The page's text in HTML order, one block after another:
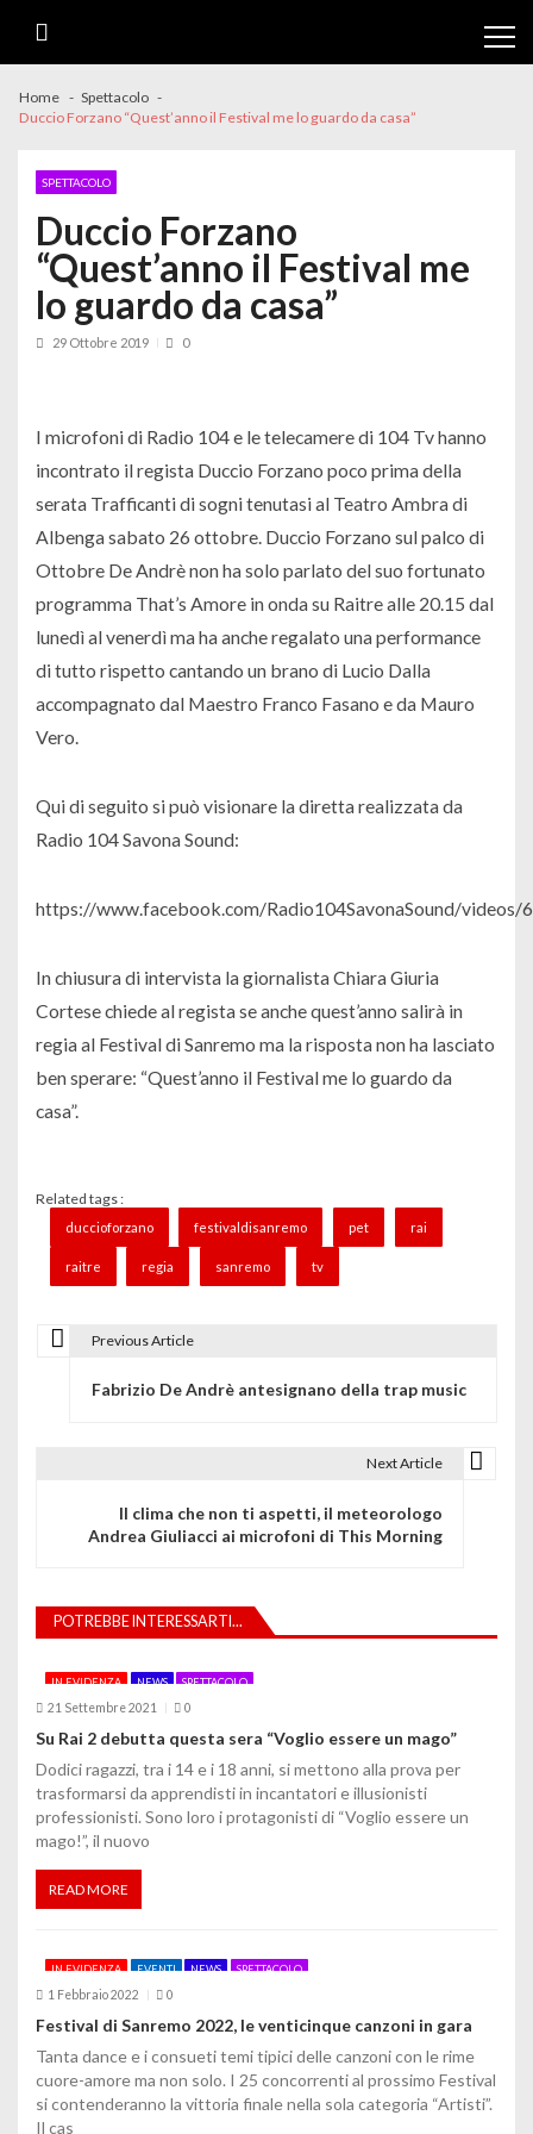
Home
Spettacolo
Duccio Forzano “Quest’anno il Festival me lo guardo da casa”
SPETTACOLO
Duccio Forzano
“Quest’anno il Festival me
lo guardo da casa”
29 Ottobre 2019 0
I microfoni di Radio 104 e le telecamere di 104 Tv hanno
incontrato il regista Duccio Forzano poco prima della
serata Trafficanti di sogni tenutasi al Teatro Ambra di
Albenga sabato 26 ottobre. Duccio Forzano sul palco di
Ottobre De Andrè non ha solo parlato del suo fortunato
programma That’s Amore in onda su Raitre alle 20.15 dal
lunedì al venerdì ma ha anche regalato una performance
di tutto rispetto cantando un brano di Lucio Dalla
accompagnato dal Maestro Franco Fasano e da Mauro
Vero.
Qui di seguito si può visionare la diretta realizzata da
Radio 104 Savona Sound:
https://www.facebook.com/Radio104SavonaSound/
In chiusura di intervista la giornalista Chiara Giuria
Cortese chiede al regista se anche quest’anno salirà in
regia al Festival di Sanremo ma la risposta non ha lasciato
ben sperare: “Quest’anno il Festival me lo guardo da
casa”.
Related tags :
duccioforzano festivaldisanremo pet rai
raitre regia sanremo tv
z
o
n
e
a
r
t
c
o
l
Previous Article
Fabrizio De Andrè antesignano della trap music
Next Article
Il clima che non ti aspetti, il meteorologo
Andrea Giuliacci ai microfoni di This Morning
POTREBBE INTERESSARTI...
IN EVIDENZA NEWS SPETTACOLO
21 Settembre 2021 0
Su Rai 2 debutta questa sera “Voglio essere un mago”
Dodici ragazzi, tra i 14 e i 18 anni, si mettono alla prova per
trasformarsi da apprendisti in incantatori e illusionisti
professionisti. Sono loro i protagonisti di “Voglio essere un
mago!”, il nuovo
READ MORE
IN EVIDENZA EVENTI NEWS SPETTACOLO
1 Febbraio 2022 0
Festival di Sanremo 2022, le venticinque canzoni in gara
Tanta dance e i consueti temi tipici delle canzoni con le rime
cuore-amore ma non solo. I 25 concorrenti al prossimo Festival
si contenderanno la vittoria finale nella sola categoria “Artisti”.
Il cas